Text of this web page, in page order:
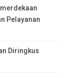
Pelayanan
Diringkus